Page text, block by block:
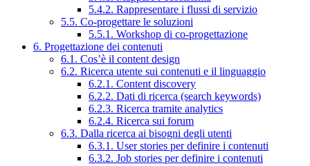
5.4.2. Rappresentare i flussi di servizio
5.5. Co-progettare le soluzioni
5.5.1. Workshop di co-progettazione
6. Progettazione dei contenuti
6.1. Cos’è il content design
6.2. Ricerca utente sui contenuti e il linguaggio
6.2.1. Content discovery
6.2.2. Dati di ricerca (search keywords)
6.2.3. Ricerca tramite analytics
6.2.4. Ricerca sui forum
6.3. Dalla ricerca ai bisogni degli utenti
6.3.1. User stories per definire i contenuti
6.3.2. Job stories per definire i contenuti